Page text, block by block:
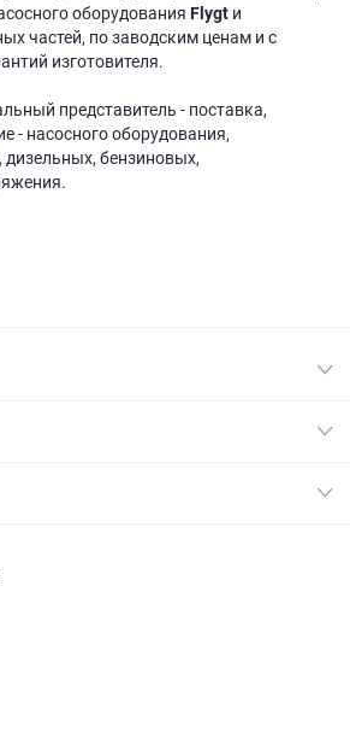
оборудования Flygt и
частей, по заводским ценам и с
изготовителя.
представитель - поставка,
- насосного оборудования,
дизельных, бензиновых,